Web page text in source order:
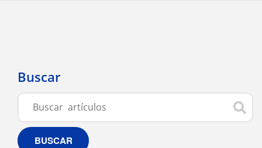
Buscar
BUSCAR